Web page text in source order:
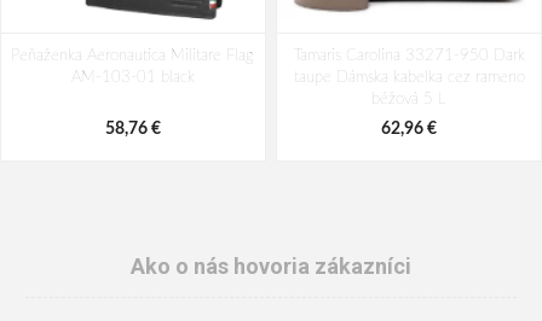
Peňaženka Aeronautica Militare Flag
AM-103-01 black
58,76 €
Tamaris Carolina 33271-950 Dark
taupe Dámska kabelka cez rameno
béžová 5 L
62,96 €
Ako o nás hovoria zákazníci